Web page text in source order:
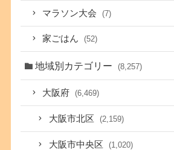
マラソン大会 (7)
家ごはん (52)
地域別カテゴリー (8,257)
大阪府 (6,469)
大阪市北区 (2,159)
大阪市中央区 (1,020)